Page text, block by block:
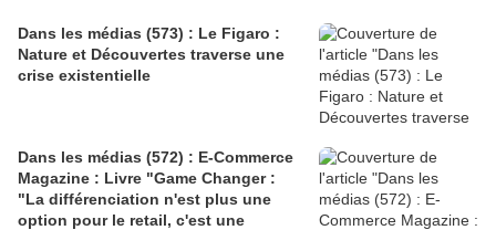
Dans les médias (573) : Le Figaro :
Nature et Découvertes traverse une
crise existentielle
Dans les médias (572) : E-Commerce
Magazine : Livre "Game Changer :
"La différenciation n'est plus une
option pour le retail, c'est une